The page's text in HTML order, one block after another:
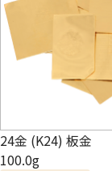
24金 (K24) 板金
100.0g